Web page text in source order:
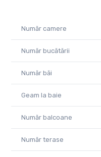
Număr camere
Număr bucătării
Număr băi
Geam la baie
Număr balcoane
Număr terase